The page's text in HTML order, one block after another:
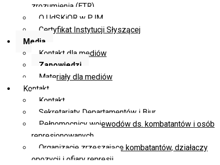
zrozumienia (ETR)
O UdSKiOR w PJM
Certyfikat Instytucji Słyszącej
Media
Kontakt dla mediów
Zapowiedzi
Materiały dla mediów
Kontakt
Kontakt
Sekretariaty Departamentów i Biur
Pełnomocnicy wojewodów ds. kombatantów i osób
represjonowanych
Organizacje zrzeszające kombatantów, działaczy
opozycji i ofiary represji